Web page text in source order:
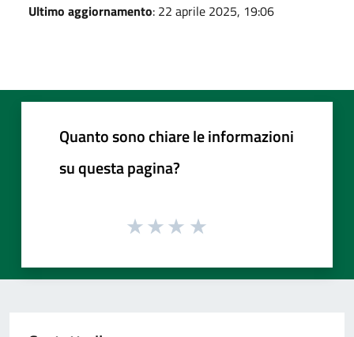
Ultimo aggiornamento: 22 aprile 2025, 19:06
Quanto sono chiare le informazioni
su questa pagina?